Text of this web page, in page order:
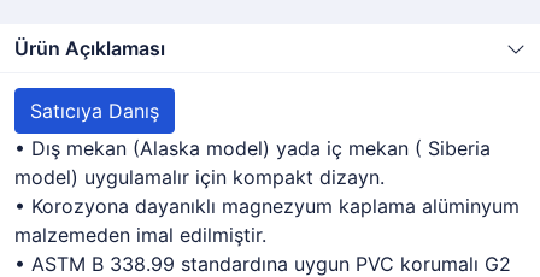
Ürün Açıklaması
Satıcıya Danış
• Dış mekan (Alaska model) yada iç mekan ( Siberia
model) uygulamalır için kompakt dizayn.
• Korozyona dayanıklı magnezyum kaplama alüminyum
malzemeden imal edilmiştir.
• ASTM B 338.99 standardına uygun PVC korumalı G2